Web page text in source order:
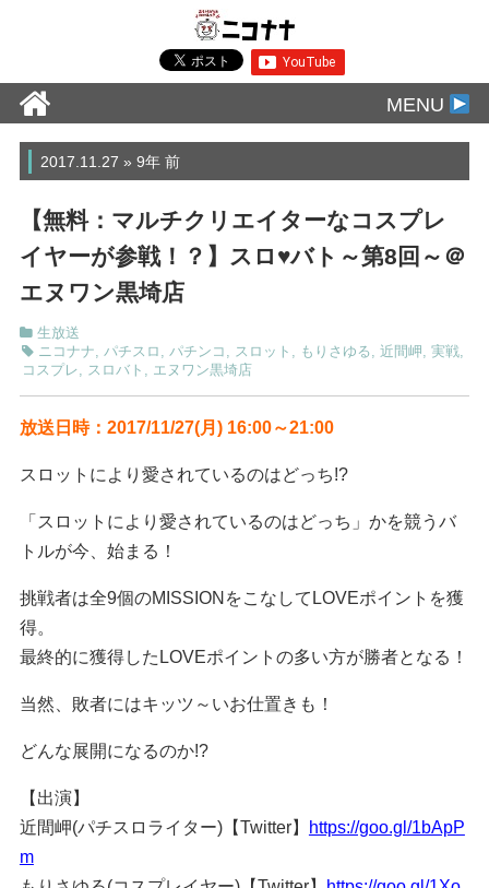
MENU
2017.11.27 » 9年 前
【無料：マルチクリエイターなコスプレ
イヤーが参戦！？】スロ♥バト～第8回～＠
エヌワン黒埼店
生放送
ニコナナ
パチスロ パチンコ スロット もりさゆる 近間岬 実戦,
コスプレ
スロバト エヌワン黒埼店
放送日時：2017/11/27(月) 16:00～21:00
スロットにより愛されているのはどっち!?
「スロットにより愛されているのはどっち」かを競うバ
トルが今、始まる！
挑戦者は全9個のMISSIONをこなしてLOVEポイントを獲
得。
最終的に獲得したLOVEポイントの多い方が勝者となる！
当然、敗者にはキッツ～いお仕置きも！
どんな展開になるのか!?
【出演】
近間岬(パチスロライター)【Twitter】
https://goo.gl/1bApP
m